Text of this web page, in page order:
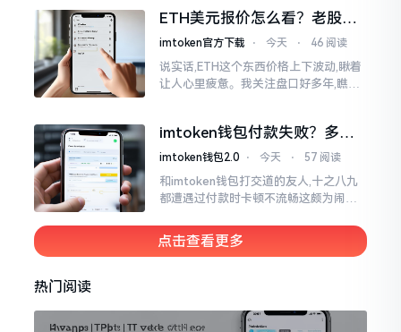
ETH美元报价怎么看？老股民
手把手教你盯盘
imtoken官方下载 ⋅ 今天 ⋅ 46 阅读
说实话,ETH这个东西价格上下波动,瞅着
让人心里疲惫。我关注盘口好多年,瞧见
判断。
imtoken钱包付款失败？多半
是这几个原因闹的
imtoken钱包2.0 ⋅ 今天 ⋅ 57 阅读
和imtoken钱包打交道的友人,十之八九
都遭遇过付款时卡顿不流畅这颇为闹心
直接弹出红色字体显示报错,情形令人焦
急得连连跺脚。实际上讲
点击查看更多
热门阅读